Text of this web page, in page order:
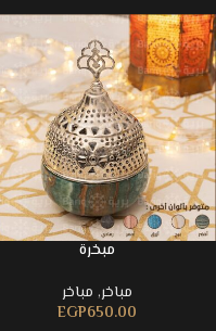
مبخرة
مباخر, مباخر
EGP650.00